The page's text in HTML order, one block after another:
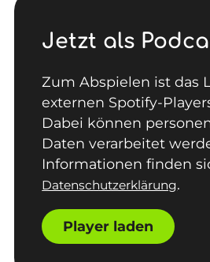
Jetzt als
Zum Abspielen ist das
externen Spotify-
Dabei können
Daten verarbeitet
Informationen finden
Datenschutzerklärung.
Player laden